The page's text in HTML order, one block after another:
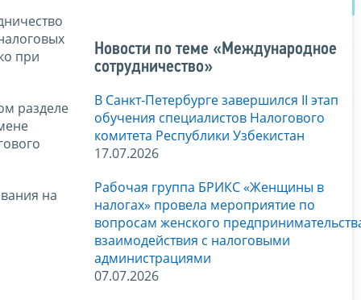
при
разделе
на
Новости по теме «Международное
сотрудничество»
В Санкт-Петербурге завершился II этап
обучения специалистов Налогового
комитета Республики Узбекистан
17.07.2026
Рабочая группа БРИКС «Женщины в
налогах» провела мероприятие по
вопросам женского
взаимодействия с налоговыми
администрациями
07.07.2026